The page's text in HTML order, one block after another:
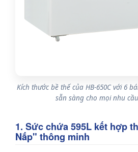
Kích thước bề thế của HB-650C với 6
sẵn sàng cho mọi nhu
1. Sức chứa 595L kết hợp
Nắp" thông minh